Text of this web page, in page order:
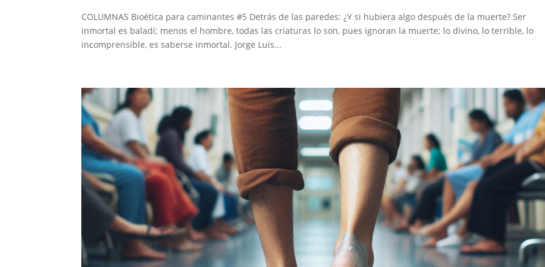
COLUMNAS Bioética para caminantes #5 Detrás de las paredes: ¿Y si hubiera algo después de la muerte? Ser
inmortal es baladí; menos el hombre, todas las criaturas lo son, pues ignoran la muerte; lo divino, lo terrible, lo
incomprensible, es saberse inmortal. Jorge Luis...